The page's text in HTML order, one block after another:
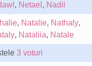
, Netael , Nadil
, Natalie, Nathaly,
, Nataliia, Natale
3 voturi